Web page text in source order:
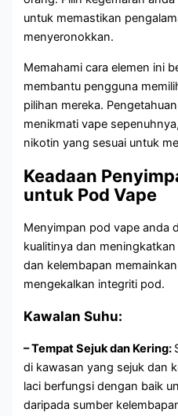
untuk memastikan
menyeronokkan.
Memahami cara elemen ini
membantu pengguna
pilihan mereka.
menikmati vape
nikotin yang sesuai untuk
Keadaan
untuk Pod Vape
Menyimpan pod vape anda
kualitinya dan
dan kelembapan
mengekalkan integriti pod.
Kawalan Suhu:
– Tempat Sejuk dan Kering:
di kawasan yang sejuk dan
laci berfungsi dengan baik
daripada sumber